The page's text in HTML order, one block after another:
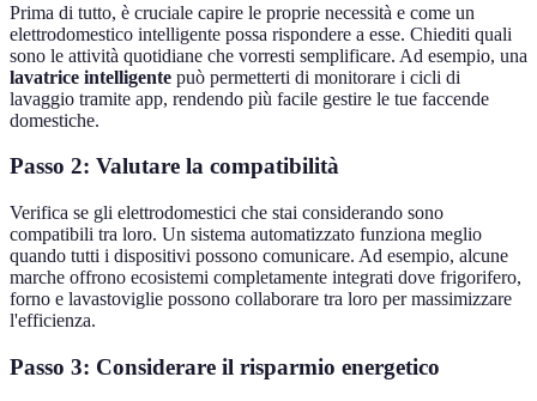
Prima di tutto, è cruciale capire le proprie necessità e come un
elettrodomestico intelligente possa rispondere a esse. Chiediti quali
sono le attività quotidiane che vorresti semplificare. Ad esempio, una
lavatrice intelligente può permetterti di monitorare i cicli di
lavaggio tramite app, rendendo più facile gestire le tue faccende
domestiche.
Passo 2: Valutare la compatibilità
Verifica se gli elettrodomestici che stai considerando sono
compatibili tra loro. Un sistema automatizzato funziona meglio
quando tutti i dispositivi possono comunicare. Ad esempio, alcune
marche offrono ecosistemi completamente integrati dove frigorifero,
forno e lavastoviglie possono collaborare tra loro per massimizzare
l'efficienza.
Passo 3: Considerare il risparmio energetico